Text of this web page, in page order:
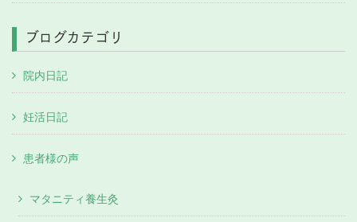
ブログカテゴリ
院内日記
妊活日記
患者様の声
マタニティ養生灸